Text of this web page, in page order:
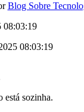
Blog Sobre
08:03:19
08:03:19
está sozinha.